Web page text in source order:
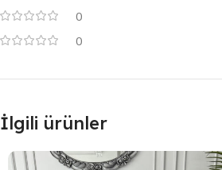
0
0
İlgili ürünler